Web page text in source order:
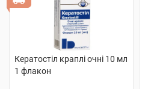
Кератостіл краплі очні 10 мл
1 флакон